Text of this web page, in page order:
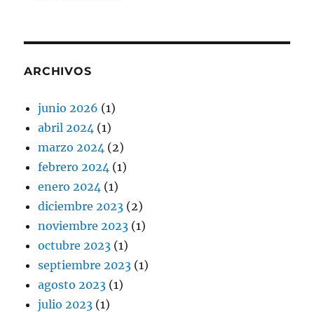
ARCHIVOS
junio 2026 (1)
abril 2024 (1)
marzo 2024 (2)
febrero 2024 (1)
enero 2024 (1)
diciembre 2023 (2)
noviembre 2023 (1)
octubre 2023 (1)
septiembre 2023 (1)
agosto 2023 (1)
julio 2023 (1)